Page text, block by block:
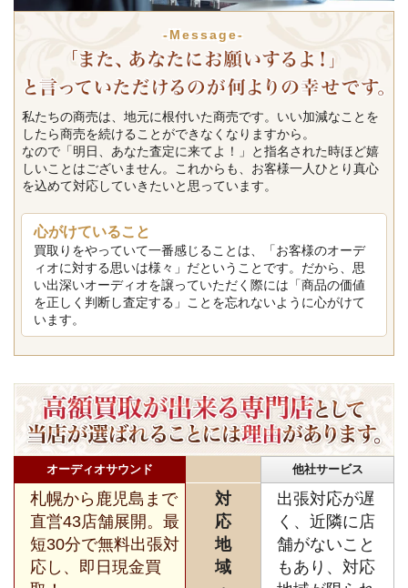
-Message-
私たちの商売は、地元に根付いた商売です。いい加減なことを
したら商売を続けることができなくなりますから。
なので「明日、あなた査定に来てよ！」と指名された時ほど嬉
しいことはございません。これからも、お客様一人ひとり真心
を込めて対応していきたいと思っています。
心がけていること
買取りをやっていて一番感じることは、「お客様のオーデ
ィオに対する思いは様々」だということです。だから、思
い出深いオーディオを譲っていただく際には「商品の価値
を正しく判断し査定する」ことを忘れないように心がけて
います。
オーディオサウンド 他社サービス
札幌から鹿児島まで
直営43店舗展開。最
短30分で無料出張対
応し、即日現金買
対
応
地
域
出張対応が遅
く、近隣に店
舗がないこと
もあり、対応